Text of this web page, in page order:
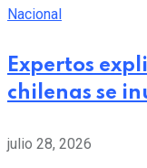
Nacional
Expertos
chilenas se
julio 28, 2026